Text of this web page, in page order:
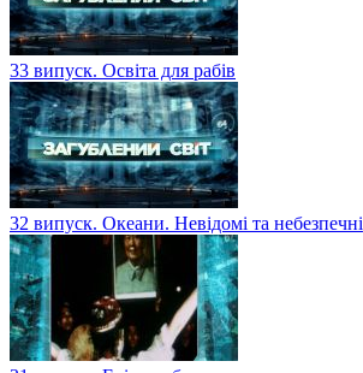
33 випуск. Освіта для рабів
32 випуск. Океани. Невідомі та небезпечні